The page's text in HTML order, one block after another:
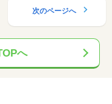
次のページへ
へ